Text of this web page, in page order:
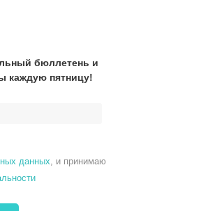
бюллетень и
каждую пятницу!
данных, и принимаю